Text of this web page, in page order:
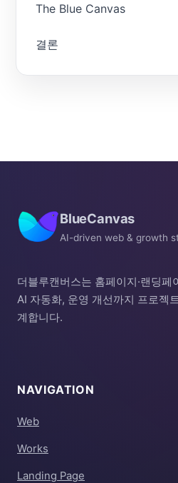
The Blue Canvas
결론
BlueCanvas
AI-driven web & growth
더블루캔버스는 홈페이지·랜딩페
AI 자동화, 운영 개선까지 프로젝
계합니다.
NAVIGATION
Web
Works
Landing Page